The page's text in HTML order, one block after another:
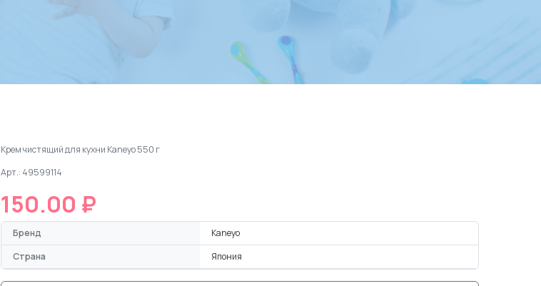
Крем чистящий для кухни Kaneyo 550 г
Арт.: 49599114
150.00 ₽
Бренд
Kaneyo
Страна
Япония